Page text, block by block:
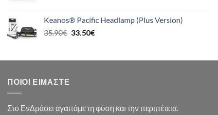
21.90€.είναι:
19.50€.
Keanos® Pacific Headlamp (Plus Version)
35.90€ Original
35.90€.
33.50€Η
είναι:
ΠΟΙΟΙ ΕΊΜΑΣΤΕ
Στο ΕνΔράσει αγαπάμε τη φύση και την περιπέτεια.